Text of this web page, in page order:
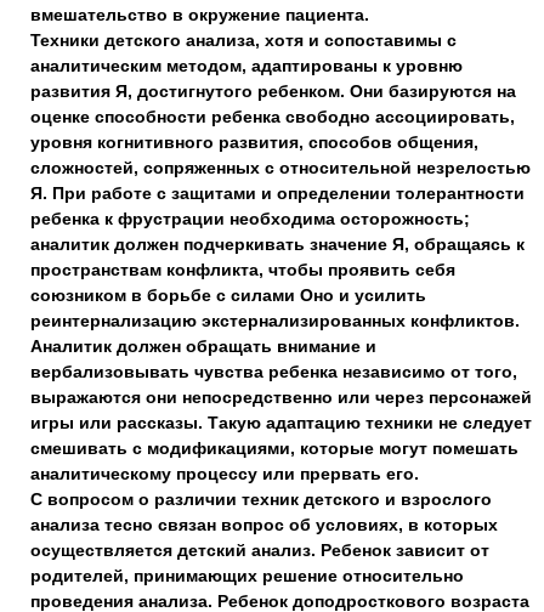
вмешательство в окружение пациента.
Техники детского анализа, хотя и сопоставимы с
аналитическим методом, адаптированы к уровню
развития Я, достигнутого ребенком. Они базируются на
оценке способности ребенка свободно ассоциировать,
уровня когнитивного развития, способов общения,
сложностей, сопряженных с относительной незрелостью
Я. При работе с защитами и определении толерантности
ребенка к фрустрации необходима осторожность;
аналитик должен подчеркивать значение Я, обращаясь к
пространствам конфликта, чтобы проявить себя
союзником в борьбе с силами Оно и усилить
реинтернализацию экстернализированных конфликтов.
Аналитик должен обращать внимание и
вербализовывать чувства ребенка независимо от того,
выражаются они непосредственно или через персонажей
игры или рассказы. Такую адаптацию техники не следует
смешивать с модификациями, которые могут помешать
аналитическому процессу или прервать его.
С вопросом о различии техник детского и взрослого
анализа тесно связан вопрос об условиях, в которых
осуществляется детский анализ. Ребенок зависит от
родителей, принимающих решение относительно
проведения анализа. Ребенок доподросткового возраста